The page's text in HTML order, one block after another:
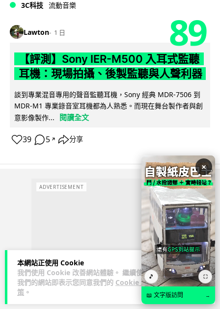
本網站正使用 Cookie
我們使用 Cookie 改善網站體驗。 繼續使用
我們的網站即表示您同意我們的 Cookie 政
策 。
3C科技 流動音樂
Lawton 1 日 89
【評測】Sony IER-M500 入耳式監聽
耳機：現場拍攝、後製監聽與人聲利器
談到專業混音專用的聲音監聽耳機，Sony 經典 MDR-7506 到
MDR-M1 專業錄音室耳機都為人熟悉。而現在舞台製作者與創
意影像製作...
閱讀全文
39 5 ↗ 分享
ADVERTISEMENT
×
🎵 ⛶
📖 文字版訪問 →